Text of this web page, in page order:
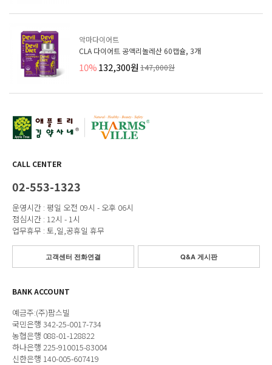
악마다이어트
CLA 다이어트 공액리놀레산 60캡슐, 3개
10%132,300원 147,000원
CALL CENTER
02-553-1323
운영시간 : 평일 오전 09시 - 오후 06시
점심시간 : 12시 - 1시
업무휴무 : 토,일,공휴일 휴무
고객센터 전화연결 Q&A 게시판
BANK ACCOUNT
예금주:(주)팜스빌
국민은행 342-25-0017-734
농협은행 088-01-128822
하나은행 225-910015-83004
신한은행 140-005-607419